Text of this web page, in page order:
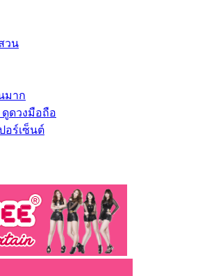
วน
มาก
ดูดวงมือถือ
อร์เซ็นต์